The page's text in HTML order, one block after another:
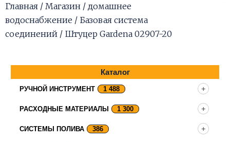
Главная / Магазин / домашнее
водоснабжение / Базовая система
соединений / Штуцер Gardena 02907-20
Каталог
РУЧНОЙ ИНСТРУМЕНТ 1 488
РАСХОДНЫЕ МАТЕРИАЛЫ 1 300
СИСТЕМЫ ПОЛИВА 386